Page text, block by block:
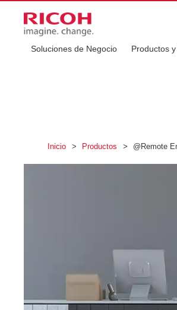
Soluciones de Negocio Productos
Inicio > Productos > @Remote